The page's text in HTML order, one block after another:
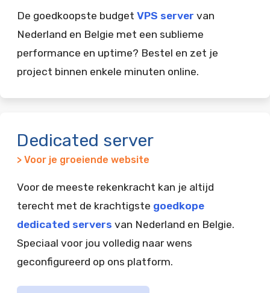
De goedkoopste budget VPS server van
Nederland en Belgie met een sublieme
performance en uptime? Bestel en zet je
project binnen enkele minuten online.
Dedicated server
> Voor je groeiende website
Voor de meeste rekenkracht kan je altijd
terecht met de krachtigste goedkope
dedicated servers van Nederland en Belgie.
Speciaal voor jou volledig naar wens
geconfigureerd op ons platform.